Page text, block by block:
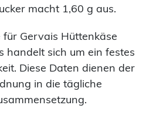
macht 1,60 g aus.
Gervais Hüttenkäse
handelt sich um ein festes
Diese Daten dienen der
in die tägliche